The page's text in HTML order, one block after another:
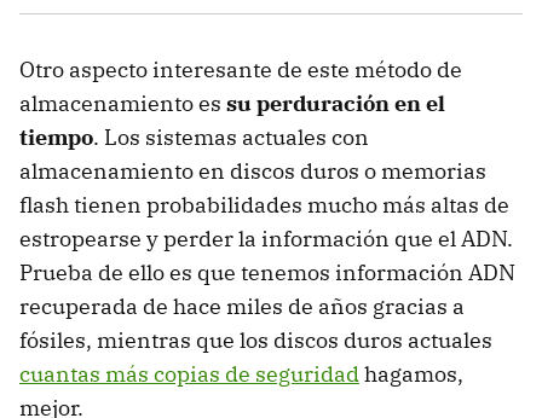
Otro aspecto interesante de este método de
almacenamiento es su perduración en el
tiempo. Los sistemas actuales con
almacenamiento en discos duros o memorias
flash tienen probabilidades mucho más altas de
estropearse y perder la información que el ADN.
Prueba de ello es que tenemos información ADN
recuperada de hace miles de años gracias a
fósiles, mientras que los discos duros actuales
cuantas más copias de seguridadhagamos,
mejor.